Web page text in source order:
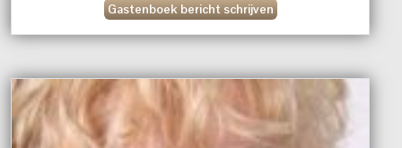
Gastenboek bericht schrijven